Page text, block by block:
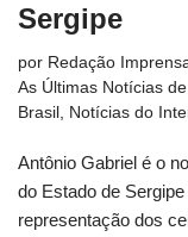
Sergipe
por Redação
As Últimas Notícias
Brasil Notícias do
Antônio Gabriel é o
do Estado de
representação dos